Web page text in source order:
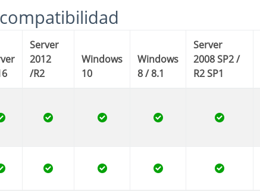
compatibilidad
Server
2012
/R2
Windows
10
Windows
8 / 8.1
Server
2008 SP2 /
R2 SP1